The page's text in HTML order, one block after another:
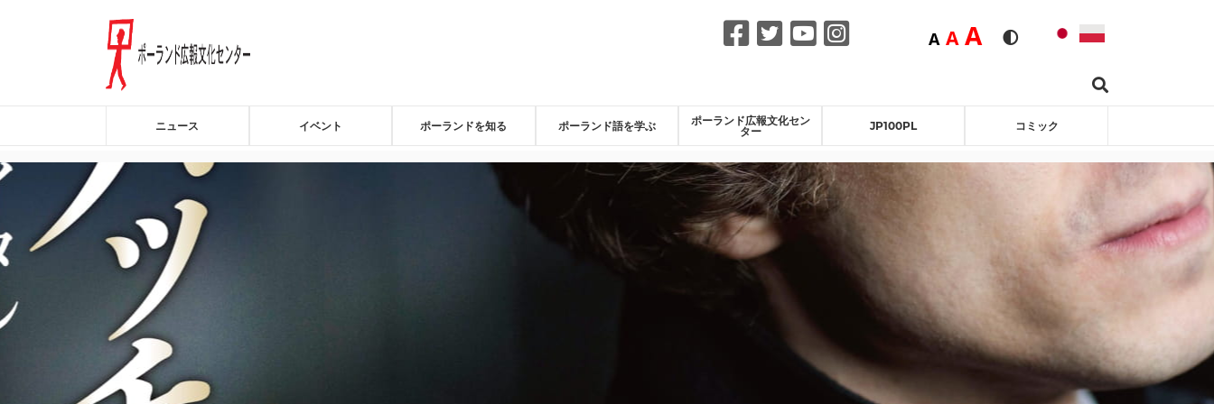
Rozmiar czcionki
ADomyślna
AŚrednia
ADużaWersja kontrastowa
ニュース イベント ポーランドを知る ポーランド語を学ぶ
ポーランド広報文化セン
ター
JP100PL コミック